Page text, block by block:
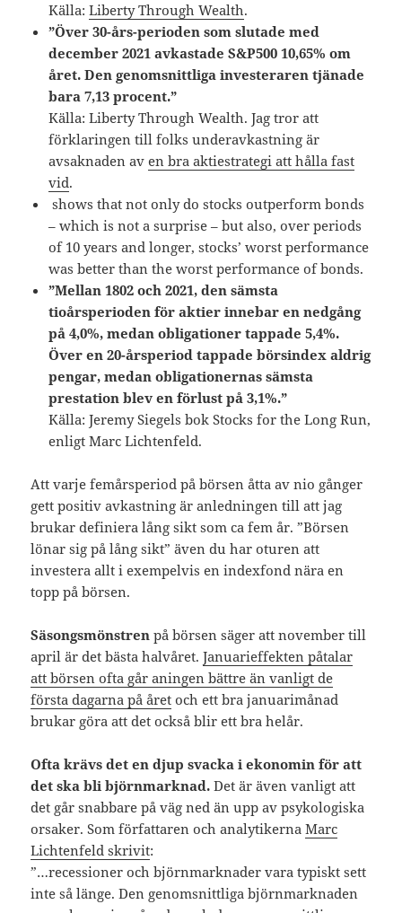
Källa:Liberty Through Wealth.
”Över 30-års-perioden som slutade med
december 2021 avkastade S&P500 10,65% om
året. Den genomsnittliga investeraren tjänade
bara 7,13 procent.”
Källa: Liberty Through Wealth. Jag tror att
förklaringen till folks underavkastning är
avsaknaden aven bra aktiestrategi att hålla fast
vid.
shows that not only do stocks outperform bonds
– which is not a surprise – but also, over periods
of 10 years and longer, stocks’ worst performance
was better than the worst performance of bonds.
”Mellan 1802 och 2021, den sämsta
tioårsperioden för aktier innebar en nedgång
på 4,0%, medan obligationer tappade 5,4%.
Över en 20-årsperiod tappade börsindex aldrig
pengar, medan obligationernas sämsta
prestation blev en förlust på 3,1%.”
Källa: Jeremy Siegels bok Stocks for the Long Run,
enligt Marc Lichtenfeld.
Att varje femårsperiod på börsen åtta av nio gånger
gett positiv avkastning är anledningen till att jag
brukar definiera lång sikt som ca fem år. ”Börsen
lönar sig på lång sikt” även du har oturen att
investera allt i exempelvis en indexfond nära en
topp på börsen.
Säsongsmönstrenpå börsen säger att november till
april är det bästa halvåret.Januarieffekten påtalar
att börsen ofta går aningen bättre än vanligt de
första dagarna på året och ett bra januarimånad
brukar göra att det också blir ett bra helår.
Ofta krävs det en djup svacka i ekonomin för att
det ska bli björnmarknad. Det är även vanligt att
det går snabbare på väg ned än upp av psykologiska
orsaker. Som författaren och analytikernaMarc
Lichtenfeld skrivit:
”…recessioner och björnmarknader vara typiskt sett
inte så länge. Den genomsnittliga björnmarknaden